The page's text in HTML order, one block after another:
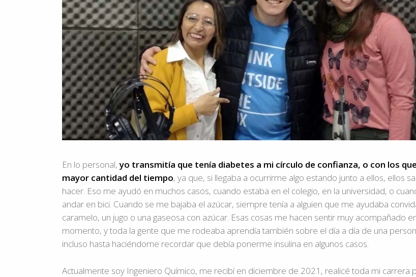
En lo personal,yo transmitía que tenía diabetes a mi círculo de confianza, o con los
mayor cantidad del tiempo, ya que, si llegaba a ocurrirme algo estando junto a ellos, ellos
hacer. Eso me ayudó en muchos casos, cuando estaba en el colegio, en la universidad, o
andar en bici. Cuando se me bajaba el azúcar, siempre tenía a alguien que me ayudaba
caramelo, un jugo o una gaseosa con azúcar. Esas cosas me hacen sentir muy acompañado
momento, y toda la gente que me rodeaba aprendía también sobre el día a día de una
incluso hasta haciéndome recordar que debía ponerme insulina en algunos casos.
Actualmente soy Ingeniero Químico, me recibí en diciembre de 2021, realicé toda mi carrera